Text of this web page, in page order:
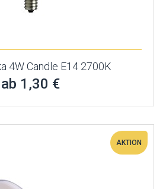
4W Candle E14 2700K
ab 1,30 €
AKTION